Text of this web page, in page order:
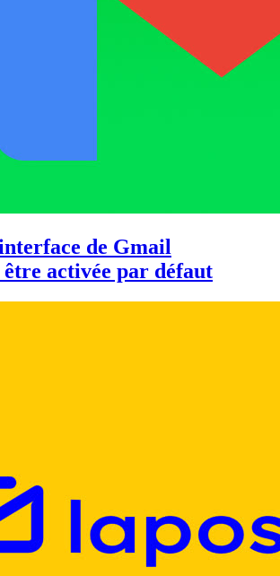
de Gmail
être activée par défaut